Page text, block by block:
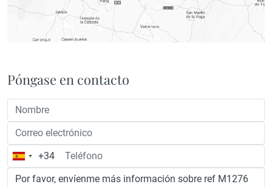
Póngase en contacto
España
+34
+34